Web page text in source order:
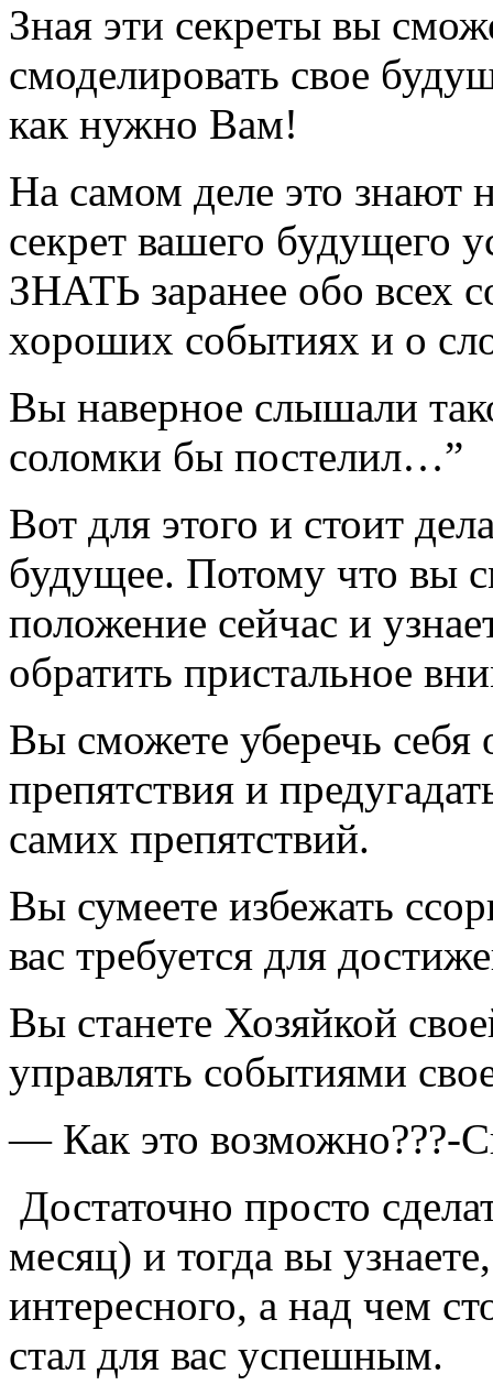
Зная эти секреты вы
смоделировать свое
как нужно Вам!
На самом деле это знают
секрет вашего будущего
ЗНАТЬ заранее обо всех
хороших событиях и о
Вы наверное слышали
соломки бы постелил…”
Вот для этого и стоит
будущее. Потому что вы
положение сейчас и
обратить пристальное
Вы сможете уберечь себя
препятствия и
самих препятствий.
Вы сумеете избежать
вас требуется для
Вы станете Хозяйкой
управлять событиями
— Как это возможно???-
Достаточно просто
месяц) и тогда вы
интересного, а над чем
стал для вас успешным.